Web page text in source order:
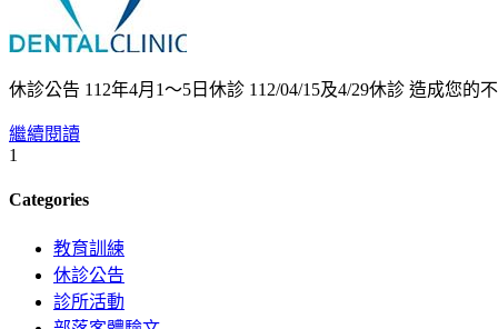
休診公告 112年4月1～5日休診 112/04/15及4/29休診 造成您的
繼續閱讀
1
Categories
教育訓練
休診公告
診所活動